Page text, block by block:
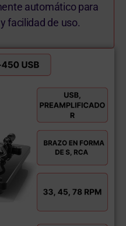
automático para
facilidad de uso.